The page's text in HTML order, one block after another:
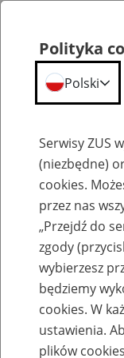
Emerytury
Baza
Polityka
Polski
Serwisy ZUS
(niezbędne)
cookies.
przez nas
„Przejdź do
zgody
wybierzesz
będziemy
cookies. W
ustawienia.
plików